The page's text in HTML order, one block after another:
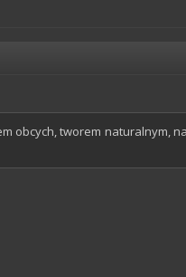
obcych, tworem naturalnym,